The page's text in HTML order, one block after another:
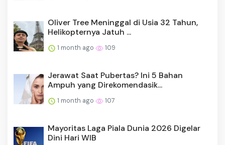
Oliver Tree Meninggal di Usia 32 Tahun,
Helikopternya Jatuh ...
1 month ago 109
Jerawat Saat Pubertas? Ini 5 Bahan
Ampuh yang Direkomendasik...
1 month ago 107
Mayoritas Laga Piala Dunia 2026 Digelar
Dini Hari WIB